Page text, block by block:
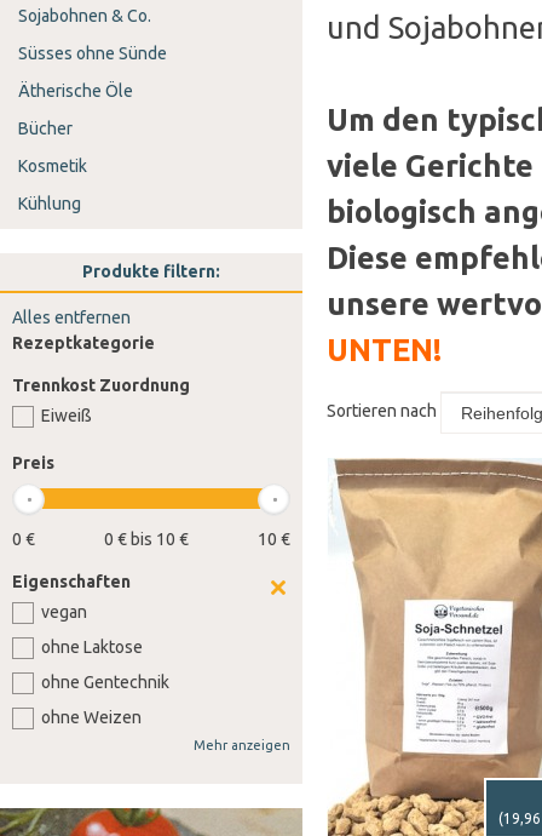
und
Um den
viele
biologisch
Diese
unsere
UNTEN!
Sortieren nach
(
Sojabohnen & Co.
Süsses ohne Sünde
Ätherische Öle
Bücher
Kosmetik
Kühlung
Produkte filtern:
Alles entfernen
Rezeptkategorie
Trennkost Zuordnung
Eiweiß
Preis
0 € 10 €
0 € bis 10 €
Eigenschaften
vegan
ohne Laktose
ohne Gentechnik
ohne Weizen
ohne Lupine
Mehr anzeigen